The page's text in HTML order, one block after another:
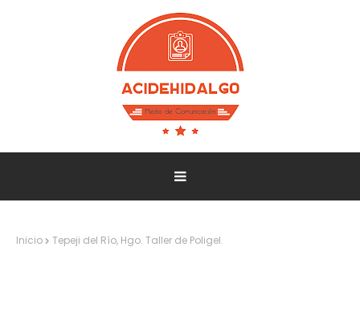
Inicio Tepeji del Río, Hgo. Taller de Poligel.